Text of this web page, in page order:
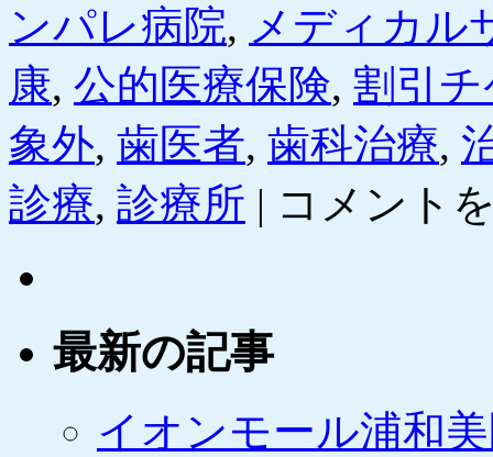
ンパレ病院, メディカル
康, 公的医療保険, 割引
象外, 歯医者, 歯科治療,
診療, 診療所 |
デ
コメント
最新の記事
イオンモール浦和